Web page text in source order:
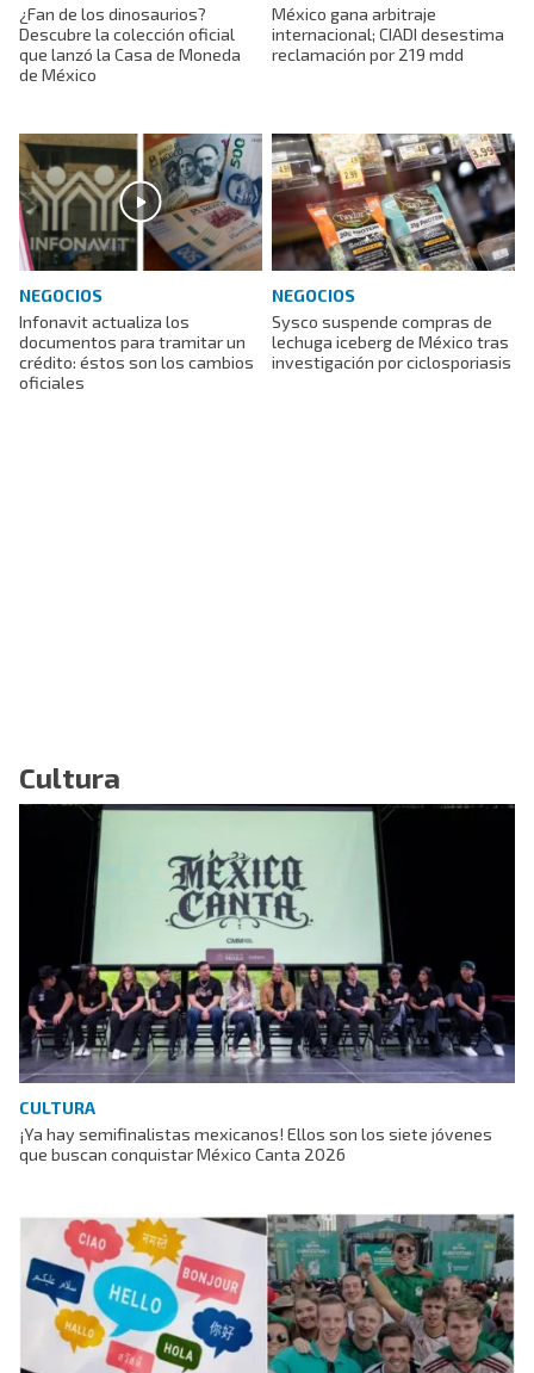
¿Fan de los dinosaurios?
Descubre la colección oficial
que lanzó la Casa de Moneda
de México
México gana arbitraje
internacional; CIADI desestima
reclamación por 219 mdd
NEGOCIOS
Infonavit actualiza los
documentos para tramitar un
crédito: éstos son los cambios
oficiales
NEGOCIOS
Sysco suspende compras de
lechuga iceberg de México tras
investigación por ciclosporiasis
Cultura
CULTURA
¡Ya hay semifinalistas mexicanos! Ellos son los siete jóvenes
que buscan conquistar México Canta 2026